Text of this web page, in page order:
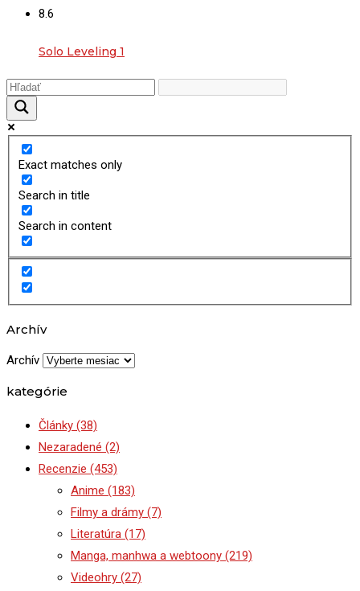
8.6
Solo Leveling 1
Exact matches only
Search in title
Search in content
Archív
Archív
kategórie
Články (38)
Nezaradené (2)
Recenzie (453)
Anime (183)
Filmy a drámy (7)
Literatúra (17)
Manga, manhwa a webtoony (219)
Videohry (27)